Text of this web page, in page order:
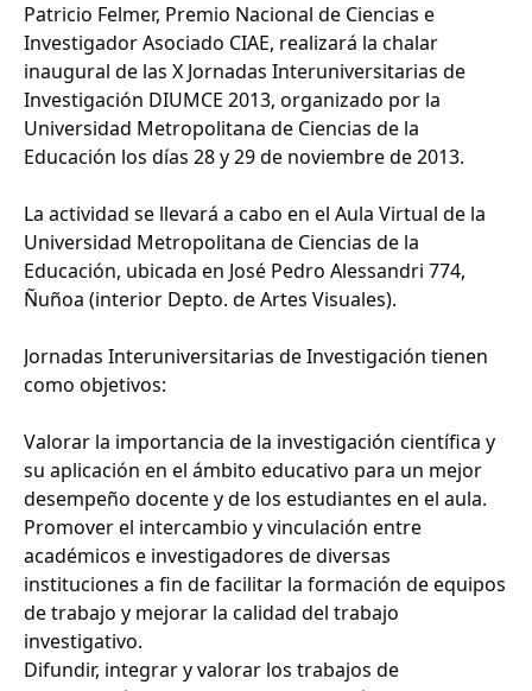
Patricio Felmer, Premio Nacional de Ciencias e
Investigador Asociado CIAE, realizará la chalar
inaugural de las X Jornadas Interuniversitarias de
Investigación DIUMCE 2013, organizado por la
Universidad Metropolitana de Ciencias de la
Educación los días 28 y 29 de noviembre de 2013.
La actividad se llevará a cabo en el Aula Virtual de la
Universidad Metropolitana de Ciencias de la
Educación, ubicada en José Pedro Alessandri 774,
Ñuñoa (interior Depto. de Artes Visuales).
Jornadas Interuniversitarias de Investigación tienen
como objetivos:
Valorar la importancia de la investigación científica y
su aplicación en el ámbito educativo para un mejor
desempeño docente y de los estudiantes en el aula.
Promover el intercambio y vinculación entre
académicos e investigadores de diversas
instituciones a fin de facilitar la formación de equipos
de trabajo y mejorar la calidad del trabajo
investigativo.
Difundir, integrar y valorar los trabajos de